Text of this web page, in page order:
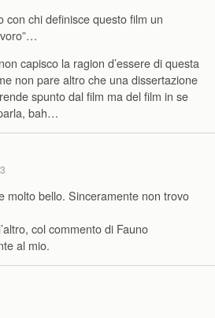
con chi definisce questo film un
capisco la ragion d’essere di questa
non pare altro che una dissertazione
spunto dal film ma del film in se
bah…
molto bello. Sinceramente non trovo
col commento di Fauno
al mio.